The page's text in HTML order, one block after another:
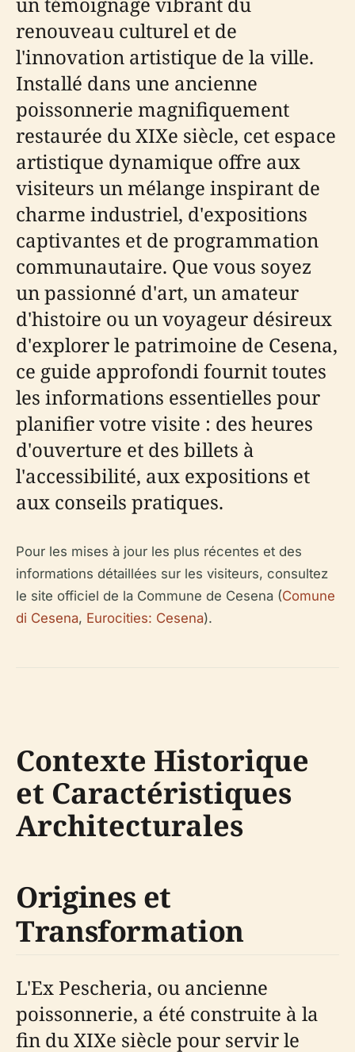
renouveau culturel et de
l'innovation artistique de la ville.
Installé dans une ancienne
poissonnerie magnifiquement
restaurée du XIXe siècle, cet espace
artistique dynamique offre aux
visiteurs un mélange inspirant de
charme industriel, d'expositions
captivantes et de programmation
communautaire. Que vous soyez
un passionné d'art, un amateur
d'histoire ou un voyageur désireux
d'explorer le patrimoine de Cesena,
ce guide approfondi fournit toutes
les informations essentielles pour
planifier votre visite : des heures
d'ouverture et des billets à
l'accessibilité, aux expositions et
aux conseils pratiques.
Pour les mises à jour les plus récentes et des
informations détaillées sur les visiteurs, consultez
le site officiel de la Commune de Cesena (Comune
di Cesena, Eurocities: Cesena).
Contexte Historique
et Caractéristiques
Architecturales
Origines et
Transformation
L'Ex Pescheria, ou ancienne
poissonnerie, a été construite à la
fin du XIXe siècle pour servir le